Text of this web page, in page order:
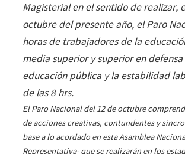
Magisterial en el sentido de realizar,
octubre del presente año, el Paro
horas de trabajadores de la
media superior y superior en
educación pública y la estabilidad
de las 8 hrs.
El Paro Nacional del 12 de octubre
de acciones creativas, contundentes y
base a lo acordado en esta Asamblea
Representativa- que se realizarán en los